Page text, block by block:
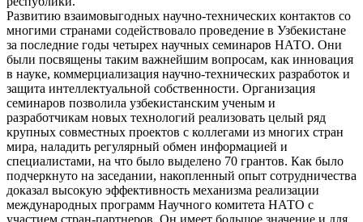
Развитию взаимовыгодных научно-технических контактов со
многими странами содействовало проведение в Узбекистане
за последние годы четырех научных семинаров НАТО. Они
были посвящены таким важнейшим вопросам, как инновация
в науке, коммерциализация научно-технических разработок и
защита интеллектуальной собственности. Организация
семинаров позволила узбекистанским ученым и
разработчикам новых технологий реализовать целый ряд
крупных совместных проектов с коллегами из многих стран
мира, наладить регулярный обмен информацией и
специалистами, на что было выделено 70 грантов. Как было
подчеркнуто на заседании, накопленный опыт сотрудничества
доказал высокую эффективность механизма реализации
международных программ Научного комитета НАТО с
участием стран-партнеров. Он имеет большое значение и для